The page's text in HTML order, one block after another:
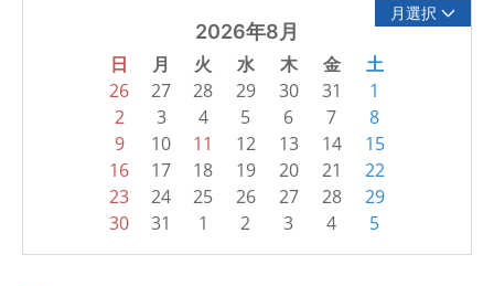
月選択
2026年8月
日 月 火 水 木 金 土
26 27 28 29 30 31
1
2
3 4 5 6 7
8
9
10 11 12 13 14
15
16
17 18 19 20 21
22
23
24 25 26 27 28
29
30
31 1 2 3 4 5